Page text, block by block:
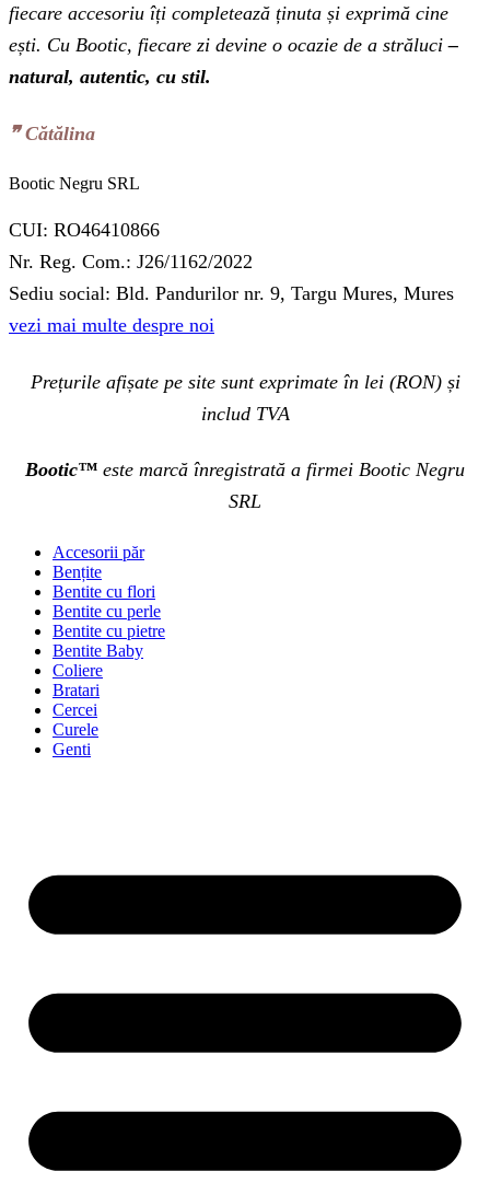
fiecare accesoriu îți completează ținuta și exprimă cine
ești. Cu Bootic, fiecare zi devine o ocazie de a străluci –
natural, autentic, cu stil.
❞‬ Cătălina
Bootic Negru SRL
CUI: RO46410866
Nr. Reg. Com.: J26/1162/2022
Sediu social: Bld. Pandurilor nr. 9, Targu Mures, Mures
vezi mai multe despre noi
Prețurile afișate pe site sunt exprimate în lei (RON) și
includ TVA
Bootic™ este marcă înregistrată a firmei Bootic Negru
SRL
Accesorii păr
Bențite
Bentite cu flori
Bentite cu perle
Bentite cu pietre
Bentite Baby
Coliere
Bratari
Cercei
Curele
Genti